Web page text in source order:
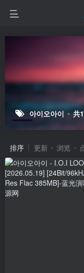
아이오아이 共
排序 更新 浏览